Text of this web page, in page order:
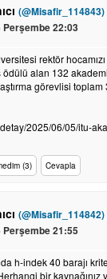
(@Misafir_114843)
Perşembe 22:03
rektör
alan 132
görevlisi toplam
2025/06/05/itu-
(3) Cevapla
(@Misafir_114842)
Perşembe 21:55
h-indek 40 barajı
bir kaynağınız